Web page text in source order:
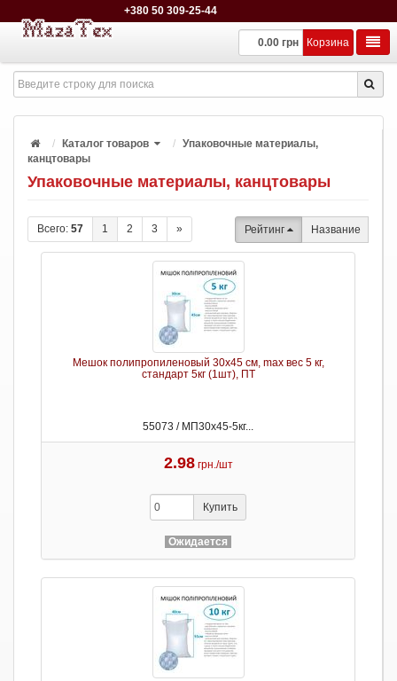
+380 50 309-25-44
0.00 грн Корзина
Каталог товаров
Упаковочные материалы,
канцтовары
Упаковочные материалы, канцтовары
Всего: 57 1 2 3 » Рейтинг Название
Мешок полипропиленовый 30х45 см, max вес 5 кг,
стандарт 5кг (1шт), ПТ
55073 / МП30х45-5кг...
2.98 грн./шт
Купить
Ожидается